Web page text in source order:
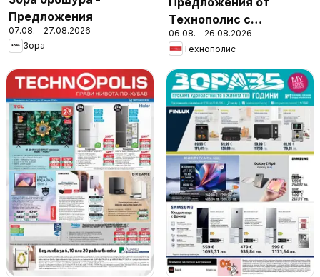
Предложения
07.08. - 27.08.2026
Зора
Технополис с
валидност до
26.08.2026
06.08. - 26.08.2026
Технополис